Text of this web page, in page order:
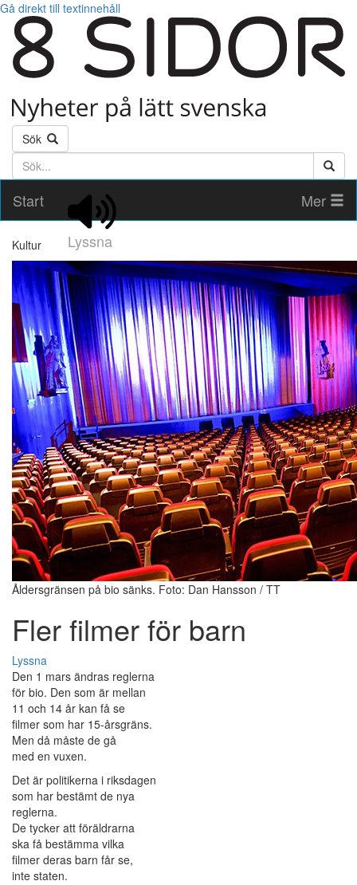
Gå direkt till textinnehåll
Sök
Söktext
Start
Lyssna
Mer
Kultur
Åldersgränsen på bio sänks. Foto: Dan Hansson / TT
Fler filmer för barn
Lyssna
Den 1 mars ändras reglerna
för bio. Den som är mellan
11 och 14 år kan få se
filmer som har 15-årsgräns.
Men då måste de gå
med en vuxen.
Det är politikerna i riksdagen
som har bestämt de nya
reglerna.
De tycker att föräldrarna
ska få bestämma vilka
filmer deras barn får se,
inte staten.